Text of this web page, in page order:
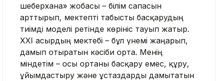
шеберхана» жобасы – білім сапасын
арттырып, мектепті табысты басқарудың
тиімді моделі ретінде көрініс тауып жатыр.
ХХІ ғасырдың мектебі – бұл үнемі жаңарып,
дамып отыратын кәсіби орта. Менің
міндетім – осы ортаны басқару емес, құру,
ұйымдастыру және ұстаздарды дамытатын